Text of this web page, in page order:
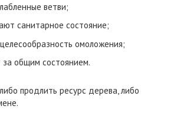
ветви;
санитарное состояние;
омоложения;
общим состоянием.
продлить ресурс дерева, либо